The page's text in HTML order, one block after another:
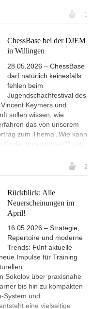
1
ChessBase bei der DJEM
in Willingen
28.05.2026 – ChessBase
darf natürlich keinesfalls
fehlen beim
Jugendschachfestival des
Keymers und
sollen wissen, wie
das von unserem
zum Thema „Wie kann
unterstützen?“ gab
2
Rückblick: Alle
Neuerscheinungen im
April!
16.05.2026 – Strategie,
Repertoire und moderne
Trends: Fünf aktuelle
Impulse für Training
Sokolov über praxisnahe
bis hin zu kompakten
System und
eine vielseitige